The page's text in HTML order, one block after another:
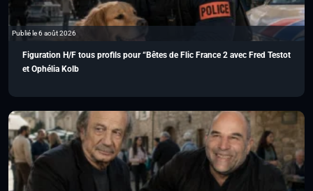
Publié le 6 août 2026
Figuration H/F tous profils pour “Bêtes de Flic France 2 avec Fred Testot
et Ophélia Kolb